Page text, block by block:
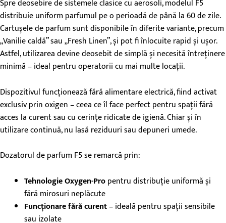
Spre deosebire de sistemele clasice cu aerosoli, modelul F5
distribuie uniform parfumul pe o perioadă de până la 60 de zile.
Cartușele de parfum sunt disponibile în diferite variante, precum
„Vanilie caldă” sau „Fresh Linen”, și pot fi înlocuite rapid și ușor.
Astfel, utilizarea devine deosebit de simplă și necesită întreținere
minimă – ideal pentru operatorii cu mai multe locații.
Dispozitivul funcționează fără alimentare electrică, fiind activat
exclusiv prin oxigen – ceea ce îl face perfect pentru spații fără
acces la curent sau cu cerințe ridicate de igienă. Chiar și în
utilizare continuă, nu lasă reziduuri sau depuneri umede.
Dozatorul de parfum F5 se remarcă prin:
Tehnologie Oxygen-Propentru distribuție uniformă și
fără mirosuri neplăcute
Funcționare fără curent– ideală pentru spații sensibile
sau izolate